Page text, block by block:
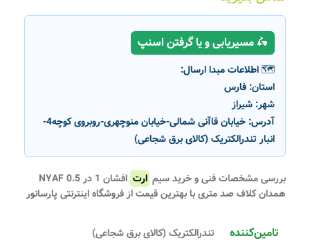
🛵 مسیریابی و یا گرفتن اسنپ
🗺️ اطلاعات مبدا ارسال:
استان: فارس
شهر: شیراز
آدرس:
خیابان قاآنی شمالی-خیابان منوچهری-روبروی کوچه4-
انبار تندرالکتریک (کالای برق شجاعی)
بررسی مشخصات فنی و خرید سیم ارت
افشان 1 در 0.5 NYAF
همدان کلاف صد متری با بهترین قیمت از فروشگاه اینترنتی پارسانور
تامین‌کننده تندرالکتریک (کالای برق شجاعی)